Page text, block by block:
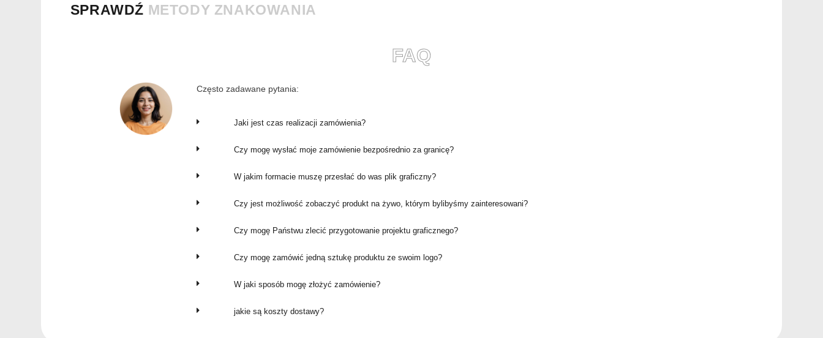
SPRAWDŹ METODY ZNAKOWANIA
FAQ
Często zadawane pytania:
Jaki jest czas realizacji zamówienia?
Czy mogę wysłać moje zamówienie bezpośrednio za granicę?
W jakim formacie muszę przesłać do was plik graficzny?
Czy jest możliwość zobaczyć produkt na żywo, którym bylibyśmy zainteresowani?
Czy mogę Państwu zlecić przygotowanie projektu graficznego?
Czy mogę zamówić jedną sztukę produktu ze swoim logo?
W jaki sposób mogę złożyć zamówienie?
jakie są koszty dostawy?